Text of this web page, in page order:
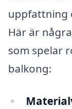
uppfattning
Här är
som spelar
balkong: